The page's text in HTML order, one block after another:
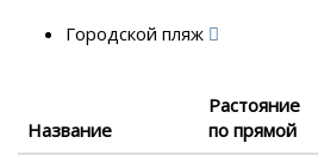
Городской пляж
Название
Растояние
по прямой